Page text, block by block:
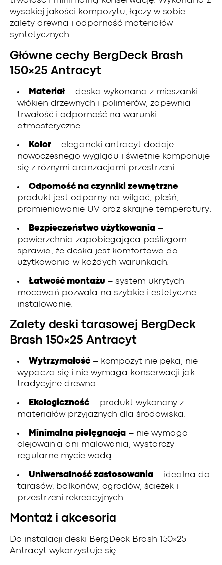
wysokiej jakości kompozytu, łączy w sobie
zalety drewna i odporność materiałów
syntetycznych.
Główne cechy BergDeck Brash
150×25 Antracyt
Materiał– deska wykonana z mieszanki
włókien drzewnych i polimerów, zapewnia
trwałość i odporność na warunki
atmosferyczne.
Kolor – elegancki antracyt dodaje
nowoczesnego wyglądu i świetnie komponuje
się z różnymi aranżacjami przestrzeni.
Odporność na czynniki zewnętrzne –
produkt jest odporny na wilgoć, pleśń,
promieniowanie UV oraz skrajne temperatury.
Bezpieczeństwo użytkowania –
powierzchnia zapobiegająca poślizgom
sprawia, że deska jest komfortowa do
użytkowania w każdych warunkach.
Łatwość montażu – system ukrytych
mocowań pozwala na szybkie i estetyczne
instalowanie.
Zalety deski tarasowej BergDeck
Brash 150×25 Antracyt
Wytrzymałość – kompozyt nie pęka, nie
wypacza się i nie wymaga konserwacji jak
tradycyjne drewno.
Ekologiczność – produkt wykonany z
materiałów przyjaznych dla środowiska.
Minimalna pielęgnacja – nie wymaga
olejowania ani malowania, wystarczy
regularne mycie wodą.
Uniwersalność zastosowania – idealna do
tarasów, balkonów, ogrodów, ścieżek i
przestrzeni rekreacyjnych.
Montaż i akcesoria
Do instalacji deski BergDeck Brash 150×25
Antracyt wykorzystuje się: